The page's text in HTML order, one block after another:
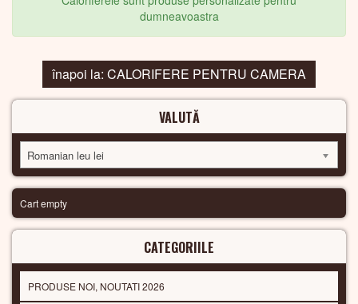
dumneavoastra
înapoi la: CALORIFERE PENTRU CAMERA
VALUTĂ
Romanian leu lei
Cart empty
CATEGORIILE
PRODUSE NOI, NOUTATI 2026